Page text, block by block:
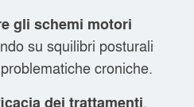
gli schemi motori
su squilibri posturali
croniche.
dei trattamenti,